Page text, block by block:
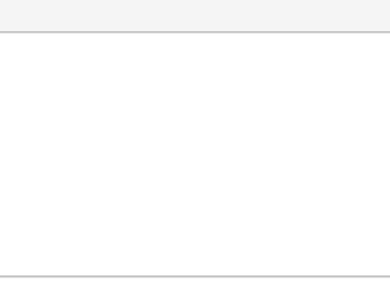
ТЕКСТА
СПОЙЛЕРА